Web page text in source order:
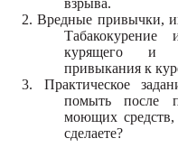
взрыва.
2. Вредные привычки,
курящего и
привыкания к
3. Практическое
помыть после
моющих
сделаете?